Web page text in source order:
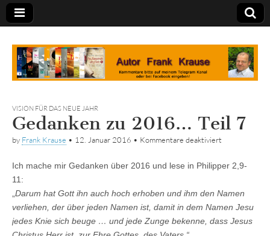
Tagebuch
VISION FÜR DAS NEUE JAHR
Gedanken zu 2016… Teil 7
by Frank Krause • 12. Januar 2016 • Kommentare deaktiviert
2016…
Ich mache mir Gedanken über 2016 und lese in Philipper 2,9-
11:
Darum hat Gott ihn auch hoch erhoben und ihm den Namen
verliehen, der über jeden Namen ist, damit in dem Namen Jesu
jedes Knie sich beuge … und jede Zunge bekenne, dass Jesus